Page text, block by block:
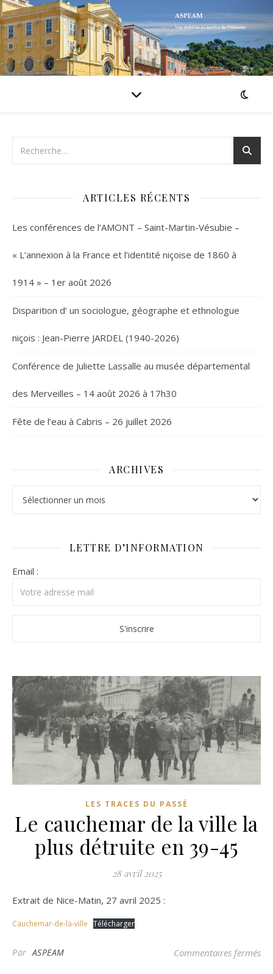
ARTICLES RÉCENTS
Les conférences de l’AMONT – Saint-Martin-Vésubie –
« L’annexion à la France et l’identité niçoise de 1860 à
1914 » – 1er août 2026
Disparition d’ un sociologue, géographe et ethnologue
niçois : Jean-Pierre JARDEL (1940-2026)
Conférence de Juliette Lassalle au musée départemental
des Merveilles – 14 août 2026 à 17h30
Fête de l’eau à Cabris – 26 juillet 2026
ARCHIVES
LETTRE D’INFORMATION
Email :
LES TRACES DU PASSÉ
Le cauchemar de la ville la
plus détruite en 39-45
28 avril 2025
Extrait de Nice-Matin, 27 avril 2025 :
Cauchemar-de-la-ville Télécharger
ParASPEAM Commentaires fermés